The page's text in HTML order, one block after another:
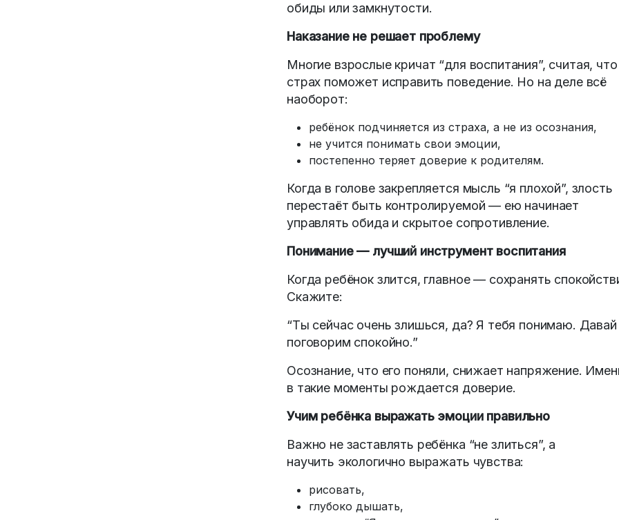
обиды или замкнутости.
Наказание не решает проблему
Многие взрослые кричат “для воспитания”, считая, что
страх поможет исправить поведение. Но на деле всё
наоборот:
ребёнок подчиняется из страха, а не из осознания,
не учится понимать свои эмоции,
постепенно теряет доверие к родителям.
Когда в голове закрепляется мысль “я плохой”, злость
перестаёт быть контролируемой — ею начинает
управлять обида и скрытое сопротивление.
Понимание — лучший инструмент воспитания
Когда ребёнок злится, главное — сохранять
Скажите:
“Ты сейчас очень злишься, да? Я тебя понимаю. Давай
поговорим спокойно.”
Осознание, что его поняли, снижает напряжение.
в такие моменты рождается доверие.
Учим ребёнка выражать эмоции правильно
Важно не заставлять ребёнка “не злиться”, а
научить экологично выражать чувства:
рисовать,
глубоко дышать,